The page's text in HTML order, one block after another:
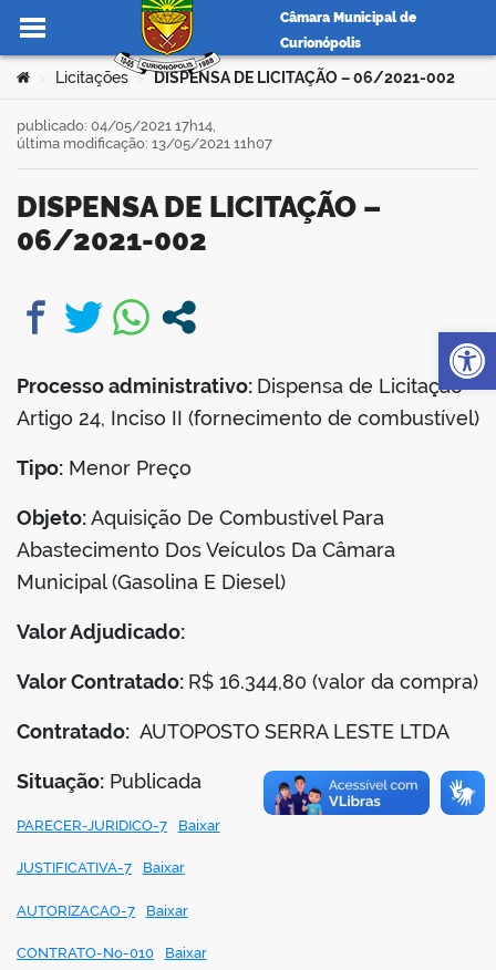
Ir para o conteúdo
Câmara Municipal de
Curionópolis
portal
Você está aqui:
Licitações > DISPENSA DE LICITAÇÃO – 06/2021-002
DISPENSA DE LICITAÇÃO –
06/2021-002
publicado: 04/05/2021 17h14,
última modificação: 13/05/2021 11h07
Processo administrativo: Dispensa de Licitação –
Artigo 24, Inciso II (fornecimento de combustível)
Tipo: Menor Preço
Objeto:Aquisição De Combustível Para
Abastecimento Dos Veículos Da Câmara
Municipal (Gasolina E Diesel)
Valor Adjudicado:
Valor Contratado: R$ 16.344,80 (valor da compra)
Contratado: AUTOPOSTO SERRA LESTE LTDA
Situação: Publicada
PARECER-JURIDICO-7 Baixar
JUSTIFICATIVA-7 Baixar
AUTORIZACAO-7 Baixar
CONTRATO-No-010 Baixar